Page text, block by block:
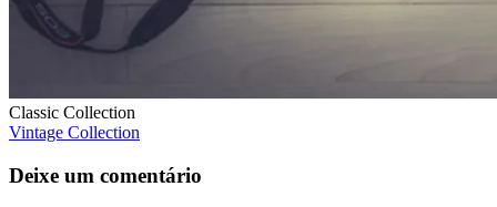
Classic Collection
Navegação
de
Vintage Collection
Deixe um comentário